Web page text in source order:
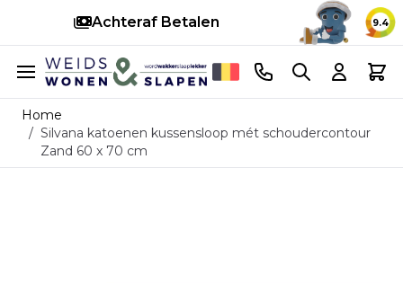
Achteraf Betalen 9.4
Ga naar de inhoud
Telefoonnummer
Search Cart
Home
/ Silvana katoenen kussensloop mét schoudercontour
Zand 60 x 70 cm